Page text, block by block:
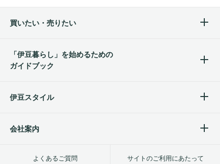
買いたい・売りたい
「伊豆暮らし」を始めるための
ガイドブック
伊豆スタイル
会社案内
よくあるご質問 サイトのご利用にあたって